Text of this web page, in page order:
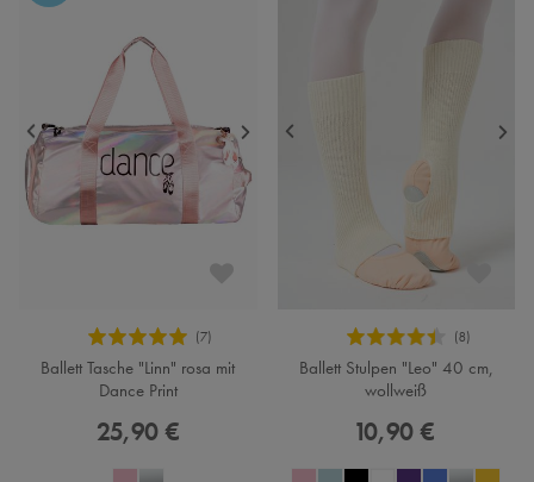
Ballett Tasche "Linn" rosa mit
Dance Print
25,90 €
Ballett Stulpen "Leo" 40 cm,
wollweiß
10,90 €